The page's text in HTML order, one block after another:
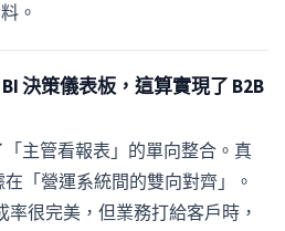
。
決策儀表板，這算實現了 B2B
主管看報表」的單向整合。真
「營運系統間的雙向對齊」。
很完美，但業務打給客戶時，